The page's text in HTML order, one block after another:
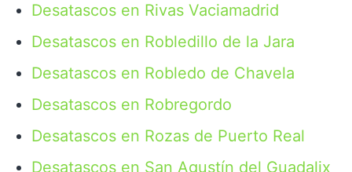
Desatascos en Rivas Vaciamadrid
Desatascos en Robledillo de la Jara
Desatascos en Robledo de Chavela
Desatascos en Robregordo
Desatascos en Rozas de Puerto Real
Desatascos en San Agustín del Guadalix